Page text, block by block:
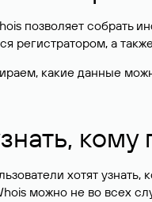
позволяет собрать
регистратором, а
какие данные
хотят
можно не во всех